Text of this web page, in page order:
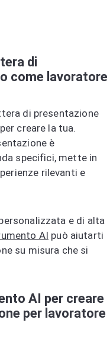
di
come lavoratore
di presentazione
creare la tua.
è
specifici, mette in
rilevanti e
e di alta
AI può aiutarti
su misura che si
AI per creare
per lavoratore